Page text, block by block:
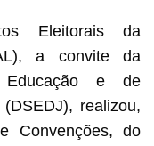
Eleitorais da
a convite da
e de
realizou,
Convenções, do